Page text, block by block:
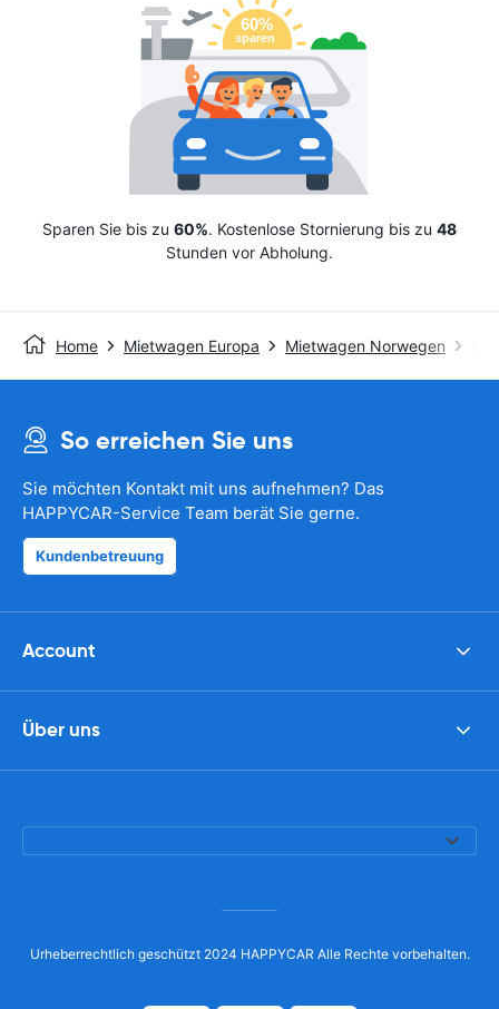
Sparen Sie bis zu 60%. Kostenlose Stornierung bis zu 48
Stunden vor Abholung.
Home Mietwagen Europa Mietwagen Norwegen
So erreichen Sie uns
Sie möchten Kontakt mit uns aufnehmen? Das
HAPPYCAR-Service Team berät Sie gerne.
Kundenbetreuung
Account
Über uns
Urheberrechtlich geschützt 2024 HAPPYCAR Alle Rechte vorbehalten.